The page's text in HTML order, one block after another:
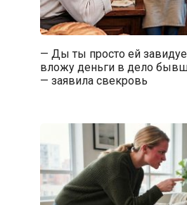
— Ды ты просто ей
вложу деньги в дело
— заявила свекровь